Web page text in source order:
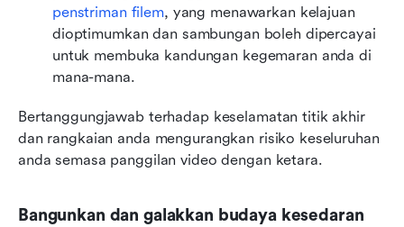
penstriman filem, yang menawarkan kelajuan
dioptimumkan dan sambungan boleh dipercayai
untuk membuka kandungan kegemaran anda di
mana-mana.
Bertanggungjawab terhadap keselamatan titik akhir
dan rangkaian anda mengurangkan risiko keseluruhan
anda semasa panggilan video dengan ketara.
Bangunkan dan galakkan budaya kesedaran